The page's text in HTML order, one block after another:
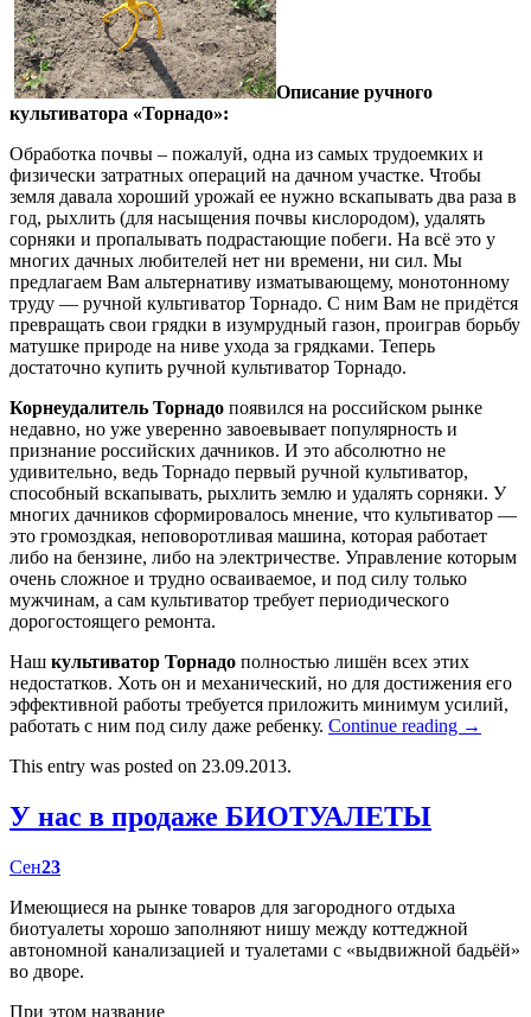
Описание ручного
культиватора «Торнадо»:
Обработка почвы – пожалуй, одна из самых трудоемких и
физически затратных операций на дачном участке. Чтобы
земля давала хороший урожай ее нужно вскапывать два раза в
год, рыхлить (для насыщения почвы кислородом), удалять
сорняки и пропалывать подрастающие побеги. На всё это у
многих дачных любителей нет ни времени, ни сил. Мы
предлагаем Вам альтернативу изматывающему, монотонному
труду — ручной культиватор Торнадо. С ним Вам не придётся
превращать свои грядки в изумрудный газон, проиграв борьбу
матушке природе на ниве ухода за грядками. Теперь
достаточно купить ручной культиватор Торнадо.
Корнеудалитель Торнадо появился на российском рынке
недавно, но уже уверенно завоевывает популярность и
признание российских дачников. И это абсолютно не
удивительно, ведь Торнадо первый ручной культиватор,
способный вскапывать, рыхлить землю и удалять сорняки. У
многих дачников сформировалось мнение, что культиватор —
это громоздкая, неповоротливая машина, которая работает
либо на бензине, либо на электричестве. Управление которым
очень сложное и трудно осваиваемое, и под силу только
мужчинам, а сам культиватор требует периодического
дорогостоящего ремонта.
Наш культиватор Торнадо полностью лишён всех этих
недостатков. Хоть он и механический, но для достижения его
эффективной работы требуется приложить минимум усилий,
работать с ним под силу даже ребенку. Continue reading →
This entry was posted on 23.09.2013.
У нас в продаже БИОТУАЛЕТЫ
Сен23
Имеющиеся на рынке товаров для загородного отдыха
биотуалеты хорошо заполняют нишу между коттеджной
автономной канализацией и туалетами с «выдвижной бадьёй»
во дворе.
При этом название